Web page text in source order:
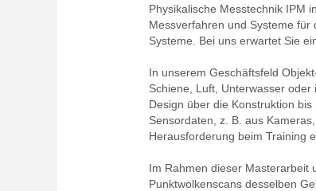
Physikalische Messtechnik IPM
Messverfahren und Systeme
Systeme. Bei uns erwartet Sie
In unserem Geschäftsfeld
Schiene, Luft, Unterwasser
Design über die Konstruktion
Sensordaten, z. B. aus
Herausforderung beim Training
Im Rahmen dieser Masterarbeit
Punktwolkenscans desselben